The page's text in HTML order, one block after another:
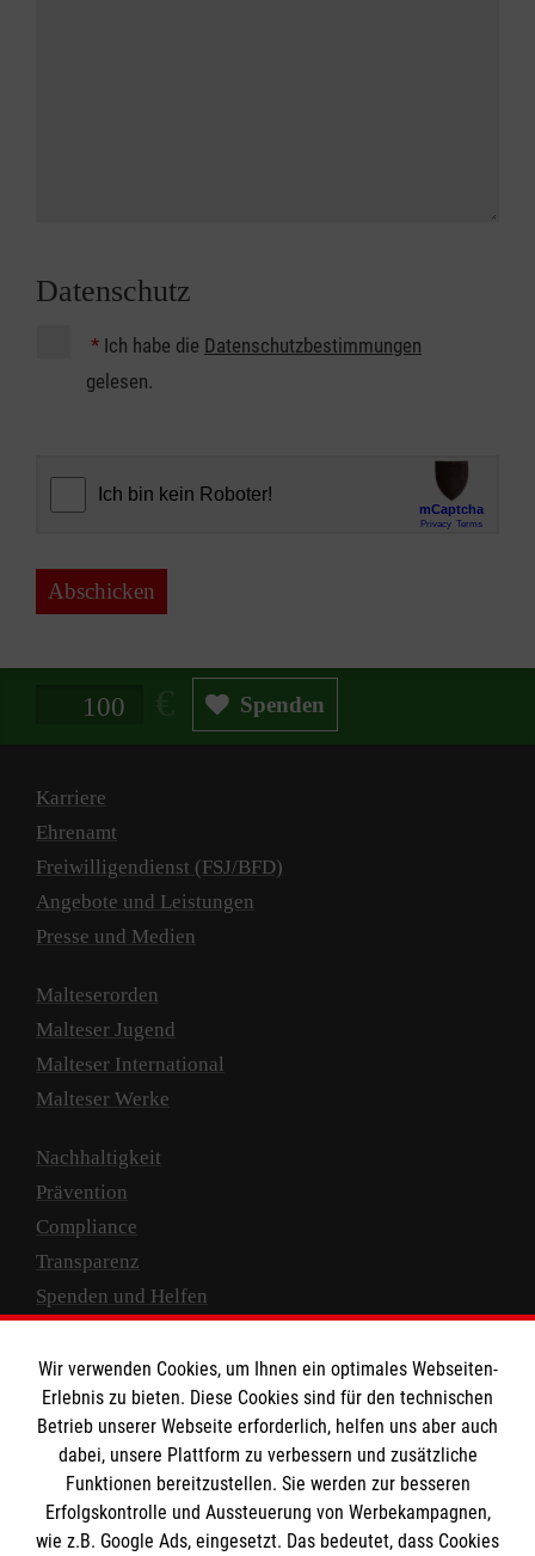
Datenschutz
* Ich habe die Datenschutzbestimmungen
gelesen.
Abschicken
Spendenbetrag in Euro Spenden
Karriere
Ehrenamt
Freiwilligendienst (FSJ/BFD)
Angebote und Leistungen
Presse und Medien
Malteserorden
Malteser Jugend
Malteser International
Malteser Werke
Nachhaltigkeit
Prävention
Compliance
Transparenz
Spenden und Helfen
Empfänger: Malteser Hilfsdienst e.V.
IBAN: DE10 3706 0120 1201 2000 12
BIC: GENODED 1PA7
Wir verwenden Cookies, um Ihnen ein optimales Webseiten-
Erlebnis zu bieten. Diese Cookies sind für den technischen
Betrieb unserer Webseite erforderlich, helfen uns aber auch
dabei, unsere Plattform zu verbessern und zusätzliche
Funktionen bereitzustellen. Sie werden zur besseren
Erfolgskontrolle und Aussteuerung von Werbekampagnen,
wie z.B. Google Ads, eingesetzt. Das bedeutet, dass Cookies